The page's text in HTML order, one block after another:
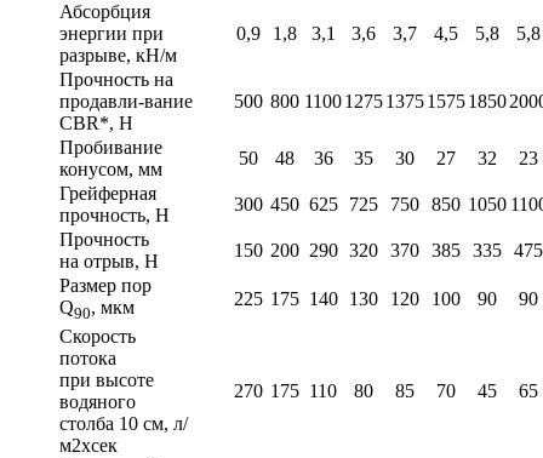
Абсорбция
энергии при
разрыве, кН/м
0,9 1,8 3,1 3,6 3,7 4,5 5,8 5,8
Прочность на
продавли-вание
CBR*, Н
500 800 11001275137515751850
Пробивание
конусом, мм
50 48 36 35 30 27 32
23
Грейферная
прочность, Н
300 450 625 725 750 850 1050
Прочность
на отрыв, Н
150 200 290 320 370 385 335 475
Размер пор
Q90, мкм 225 175 140 130 120 100 90
90
Скорость
потока
при высоте
водяного
столба 10 см, л/
м2хсек
270 175 110 80 85 70 45 65